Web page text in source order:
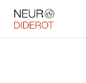
contenu